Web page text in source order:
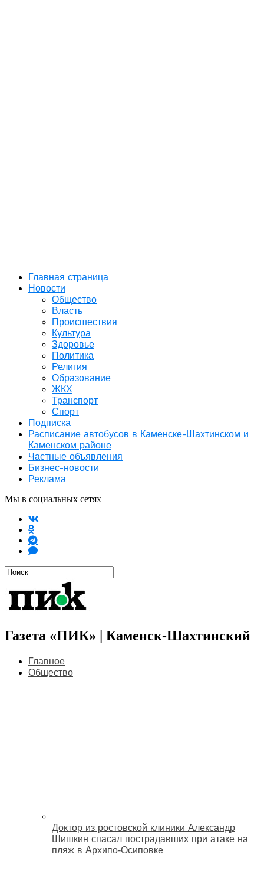
Главная страница
Новости
Общество
Власть
Происшествия
Культура
Здоровье
Политика
Религия
Образование
ЖКХ
Транспорт
Спорт
Подписка
Расписание автобусов в Каменске-Шахтинском и
Каменском районе
Частные объявления
Бизнес-новости
Реклама
Мы в социальных сетях
Газета «ПИК» | Каменск-Шахтинский
Главное
Общество
Доктор из ростовской клиники Александр
Шишкин спасал пострадавших при атаке на
пляж в Архипо‑Осиповке